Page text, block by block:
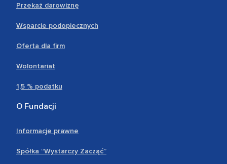
Przekaż darowiznę
Wsparcie podopiecznych
Oferta dla firm
Wolontariat
1,5 % podatku
O Fundacji
Informacje prawne
Spółka “Wystarczy Zacząć”